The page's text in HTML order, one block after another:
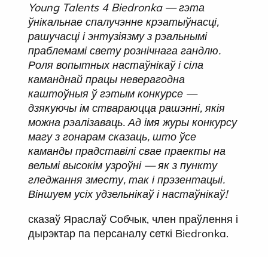
Young Talents 4 Biedronka — гэта
ўнікальнае спалучэнне крэатыўнасці,
рашучасці і энтузіязму з рэальнымі
праблемамі свету рознічнага гандлю.
Роля вопытных настаўнікаў і сіла
каманднай працы неверагодна
каштоўныя ў гэтым конкурсе —
дзякуючы ім ствараюцца рашэнні, якія
можна рэалізаваць. Ад імя журы конкурсу
магу з гонарам сказаць, што ўсе
каманды прадставілі свае праекты на
вельмі высокім узроўні — як з пункту
гледжання зместу, так і прэзентацыі.
Віншуем усіх удзельнікаў і настаўнікаў!
сказаў Яраслаў Собчык, член праўлення і
дырэктар па персаналу сеткі Biedronka.